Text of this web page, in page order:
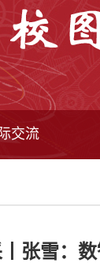
交流
张雪：